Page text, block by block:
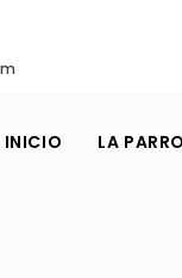
INICIO LA